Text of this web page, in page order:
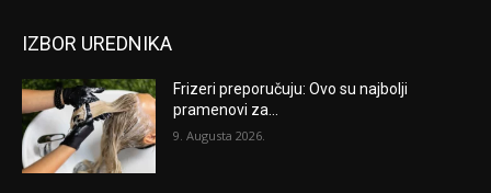
IZBOR UREDNIKA
Frizeri preporučuju: Ovo su najbolji
pramenovi za...
9. Augusta 2026.